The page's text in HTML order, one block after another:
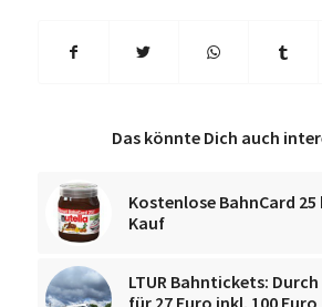
Das könnte Dich auch
Kostenlose BahnCard
Kauf
LTUR Bahntickets:
für 27 Euro inkl. 100 Euro